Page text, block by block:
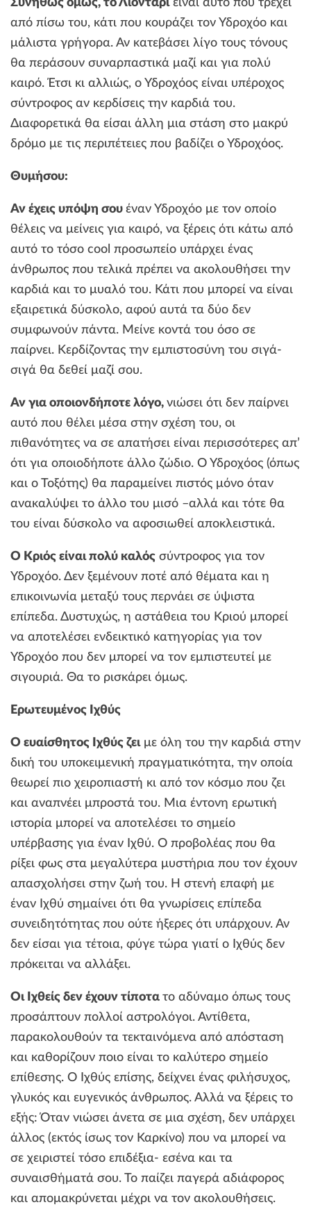
Συνήθως όμως, το Λιοντάριείναι αυτό που τρέχει
από πίσω του, κάτι που κουράζει τον Υδροχόο και
μάλιστα γρήγορα. Αν κατεβάσει λίγο τους τόνους
θα περάσουν συναρπαστικά μαζί και για πολύ
καιρό. Έτσι κι αλλιώς, ο Υδροχόος είναι υπέροχος
σύντροφος αν κερδίσεις την καρδιά του.
Διαφορετικά θα είσαι άλλη μια στάση στο μακρύ
δρόμο με τις περιπέτειες που βαδίζει ο Υδροχόος.
Θυμήσου:
Αν έχεις υπόψη σου έναν Υδροχόο με τον οποίο
θέλεις να μείνεις για καιρό, να ξέρεις ότι κάτω από
αυτό το τόσο cool προσωπείο υπάρχει ένας
άνθρωπος που τελικά πρέπει να ακολουθήσει την
καρδιά και το μυαλό του. Κάτι που μπορεί να είναι
εξαιρετικά δύσκολο, αφού αυτά τα δύο δεν
συμφωνούν πάντα. Μείνε κοντά του όσο σε
παίρνει. Κερδίζοντας την εμπιστοσύνη του σιγά-
σιγά θα δεθεί μαζί σου.
Αν για οποιονδήποτε λόγο, νιώσει ότι δεν παίρνει
αυτό που θέλει μέσα στην σχέση του, οι
πιθανότητες να σε απατήσει είναι περισσότερες απ’
ότι για οποιοδήποτε άλλο ζώδιο. Ο Υδροχόος (όπως
και ο Τοξότης) θα παραμείνει πιστός μόνο όταν
ανακαλύψει το άλλο του μισό –αλλά και τότε θα
του είναι δύσκολο να αφοσιωθεί αποκλειστικά.
Ο Κριός είναι πολύ καλός σύντροφος για τον
Υδροχόο. Δεν ξεμένουν ποτέ από θέματα και η
επικοινωνία μεταξύ τους περνάει σε ύψιστα
επίπεδα. Δυστυχώς, η αστάθεια του Κριού μπορεί
να αποτελέσει ενδεικτικό κατηγορίας για τον
Υδροχόο που δεν μπορεί να τον εμπιστευτεί με
σιγουριά. Θα το ρισκάρει όμως.
Ερωτευμένος Ιχθύς
Ο ευαίσθητος Ιχθύς ζειμε όλη του την καρδιά στην
δική του υποκειμενική πραγματικότητα, την οποία
θεωρεί πιο χειροπιαστή κι από τον κόσμο που ζει
και αναπνέει μπροστά του. Μια έντονη ερωτική
ιστορία μπορεί να αποτελέσει το σημείο
υπέρβασης για έναν Ιχθύ. Ο προβολέας που θα
ρίξει φως στα μεγαλύτερα μυστήρια που τον έχουν
απασχολήσει στην ζωή του. Η στενή επαφή με
έναν Ιχθύ σημαίνει ότι θα γνωρίσεις επίπεδα
συνειδητότητας που ούτε ήξερες ότι υπάρχουν. Αν
δεν είσαι για τέτοια, φύγε τώρα γιατί ο Ιχθύς δεν
πρόκειται να αλλάξει.
Οι Ιχθείς δεν έχουν τίποτα το αδύναμο όπως τους
προσάπτουν πολλοί αστρολόγοι. Αντίθετα,
παρακολουθούν τα τεκταινόμενα από απόσταση
και καθορίζουν ποιο είναι το καλύτερο σημείο
επίθεσης. Ο Ιχθύς επίσης, δείχνει ένας φιλήσυχος,
γλυκός και ευγενικός άνθρωπος. Αλλά να ξέρεις το
εξής: Όταν νιώσει άνετα σε μια σχέση, δεν υπάρχει
άλλος (εκτός ίσως τον Καρκίνο) που να μπορεί να
σε χειριστεί τόσο επιδέξια- εσένα και τα
συναισθήματά σου. Το παίζει παγερά αδιάφορος
και απομακρύνεται μέχρι να τον ακολουθήσεις.